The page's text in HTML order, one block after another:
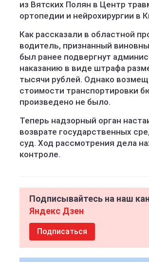
из Вятских Полян в Центр
ортопедии и нейрохирургии в
Как рассказали в областной
водитель, признанный
был ранее подвергнут
наказанию в виде штрафа
тысячи рублей. Однако
стоимости транспортировки
произведено не было.
Теперь надзорный орган
возврате государственных
суд. Ход рассмотрения дела
контроле.
Подписывайтесь на наш
Яндекс Дзен
Подписаться